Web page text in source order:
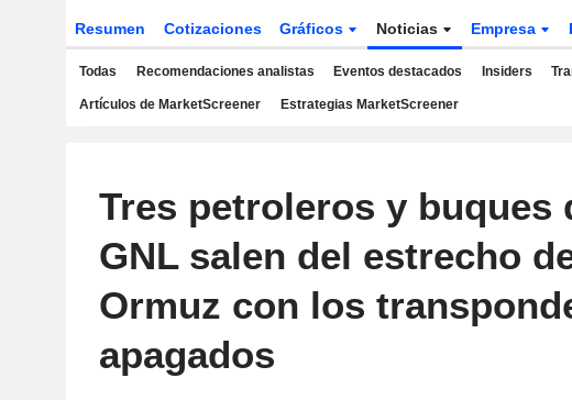
Resumen Cotizaciones Gráficos Noticias Empresa
Todas Recomendaciones analistas Eventos destacados Insiders
Artículos de MarketScreener Estrategias MarketScreener
Tres petroleros y buques
GNL salen del estrecho
Ormuz con los
apagados